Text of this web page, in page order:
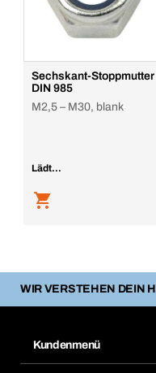
Sechskant-Stoppmutter
DIN 985
M2,5 – M30, blank
Lädt...
WIR VERSTEHEN DEIN
Kundenmenü